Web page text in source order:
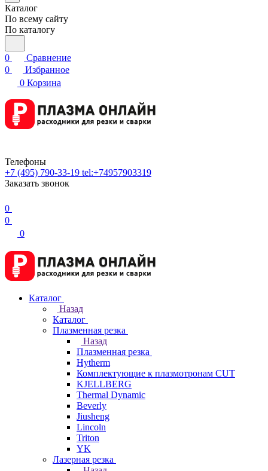
Каталог
По всему сайту
По каталогу
0
Сравнение
0
Избранное
0 Корзина
Телефоны
+7 (495) 790-33-19 tel:+74957903319
Заказать звонок
0
0
0
Каталог
Назад
Каталог
Плазменная резка
Назад
Плазменная резка
Hytherm
Комплектующие к плазмотронам CUT
KJELLBERG
Thermal Dynamic
Beverly
Jiusheng
Lincoln
Triton
YK
Лазерная резка